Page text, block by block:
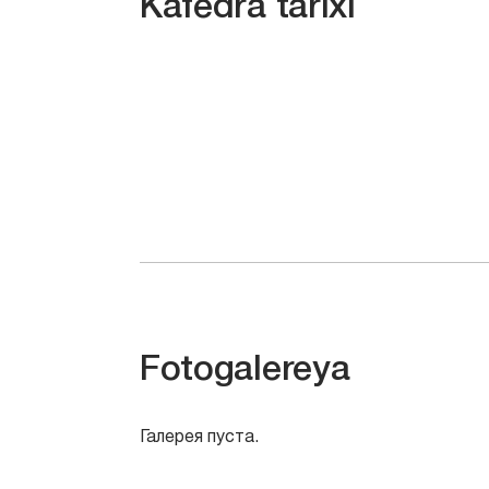
Kafedra tarixi
Fotogalereya
Галерея пуста.